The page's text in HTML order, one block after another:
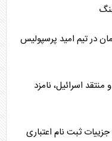
ایران
در تیم امید پرسپولیس
اسرائیل، نامزد
ثبت نام اعتباری